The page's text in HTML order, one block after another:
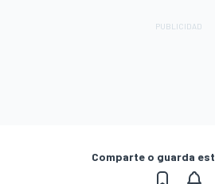
Comparte o guarda